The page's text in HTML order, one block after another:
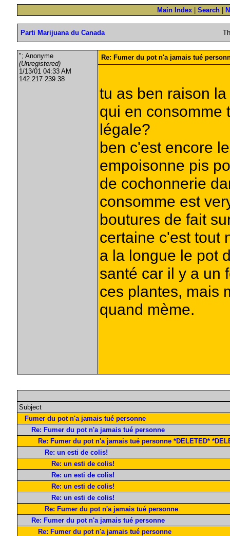
Main Index Search
Parti Marijuana du Canada
"; Anonyme
(Unregistered)
1/13/01 04:33 AM
142.217.239.38
Re: Fumer du pot n'a jamais tué
tu as ben raison
qui en consomme
légale?
ben c'est encore
empoisonne pis
de cochonnerie
consomme est
boutures de fait
certaine c'est tout
a la longue le pot
santé car il y a un
ces plantes, mais
quand mème.
Subject
Fumer du pot n'a jamais tué personne
Re: Fumer du pot n'a jamais tué personne
Re: Fumer du pot n'a jamais tué personne *DELETED*
Re: un esti de colis!
Re: un esti de colis!
Re: un esti de colis!
Re: un esti de colis!
Re: un esti de colis!
Re: Fumer du pot n'a jamais tué personne
Re: Fumer du pot n'a jamais tué personne
Re: Fumer du pot n'a jamais tué personne